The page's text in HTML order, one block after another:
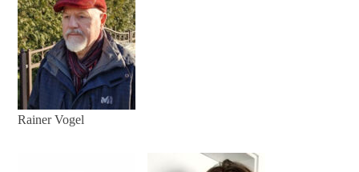
Rainer Vogel